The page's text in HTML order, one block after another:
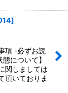
]
項 -必ずお読
について】
関しましては
頂いておりま